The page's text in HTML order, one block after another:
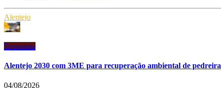
Alentejo
Economia
Alentejo 2030 com 3ME para recuperação ambiental de
04/08/2026